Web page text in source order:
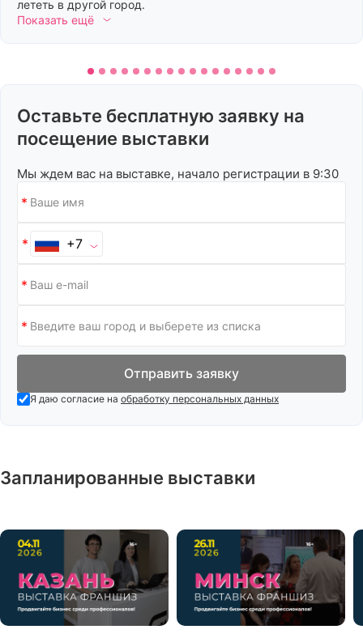
лететь в другой город.
Показать ещё
Оставьте бесплатную заявку на
посещение выставки
Мы ждем вас на выставке, начало регистрации в 9:30
+7
Отправить заявку
Я даю согласие на обработку персональных данных
Запланированные выставки